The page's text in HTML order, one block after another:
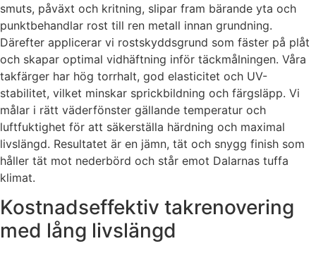
smuts, påväxt och kritning, slipar fram bärande yta och
punktbehandlar rost till ren metall innan grundning.
Därefter applicerar vi rostskyddsgrund som fäster på plåt
och skapar optimal vidhäftning inför täckmålningen. Våra
takfärger har hög torrhalt, god elasticitet och UV-
stabilitet, vilket minskar sprickbildning och färgsläpp. Vi
målar i rätt väderfönster gällande temperatur och
luftfuktighet för att säkerställa härdning och maximal
livslängd. Resultatet är en jämn, tät och snygg finish som
håller tät mot nederbörd och står emot Dalarnas tuffa
klimat.
Kostnadseffektiv takrenovering
med lång livslängd